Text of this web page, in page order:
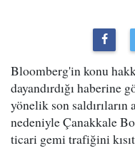
Bloomberg'in konu
dayandırdığı haberine
yönelik son
nedeniyle Çanakkale
ticari gemi trafiğini